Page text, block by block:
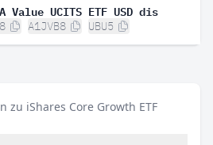
Value UCITS ETF USD dis
A1JVB8 UBU5
zu iShares Core Growth ETF